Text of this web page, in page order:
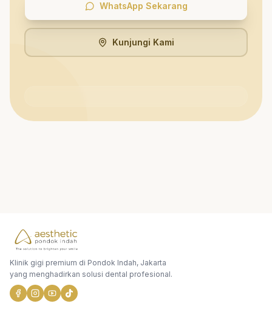
WhatsApp Sekarang
Kunjungi Kami
Klinik gigi premium di Pondok Indah, Jakarta
yang menghadirkan solusi dental profesional.